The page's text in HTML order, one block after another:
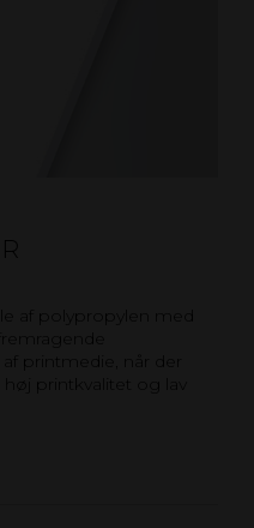
af polypropylen med
printmedie, når der
printkvalitet og lav